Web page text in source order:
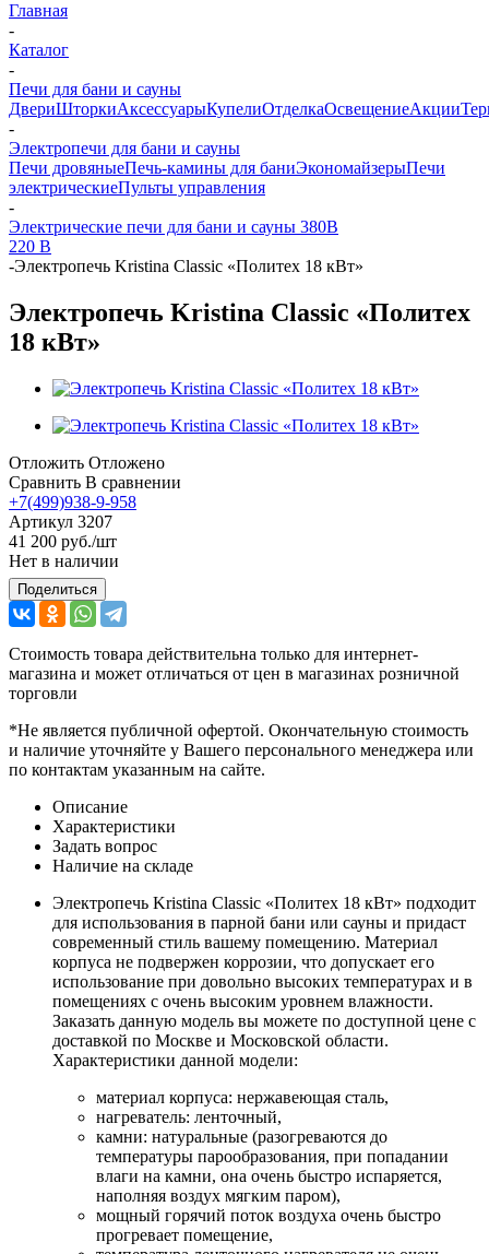
Главная
-
Каталог
-
Печи для бани и сауны
ДвериШторкиАксессуарыКупелиОтделкаОсвещениеАкции
-
Электропечи для бани и сауны
Печи дровяныеПечь-камины для баниЭкономайзерыПечи
электрическиеПульты управления
-
Электрические печи для бани и сауны 380В
220 В
-Электропечь Kristina Classic «Политех 18 кВт»
Электропечь Kristina Classic «Политех
18 кВт»
Отложить Отложено
Сравнить В сравнении
+7(499)938-9-958
Артикул 3207
41 200 руб./шт
Нет в наличии
Поделиться
Стоимость товара действительна только для интернет-
магазина и может отличаться от цен в магазинах розничной
торговли
*Не является публичной офертой. Окончательную стоимость
и наличие уточняйте у Вашего персонального менеджера или
по контактам указанным на сайте.
Описание
Характеристики
Задать вопрос
Наличие на складе
Электропечь Kristina Classic «Политех 18 кВт» подходит
для использования в парной бани или сауны и придаст
современный стиль вашему помещению. Материал
корпуса не подвержен коррозии, что допускает его
использование при довольно высоких температурах и в
помещениях с очень высоким уровнем влажности.
Заказать данную модель вы можете по доступной цене с
доставкой по Москве и Московской области.
Характеристики данной модели:
материал корпуса: нержавеющая сталь,
нагреватель: ленточный,
камни: натуральные (разогреваются до
температуры парообразования, при попадании
влаги на камни, она очень быстро испаряется,
наполняя воздух мягким паром),
мощный горячий поток воздуха очень быстро
прогревает помещение,